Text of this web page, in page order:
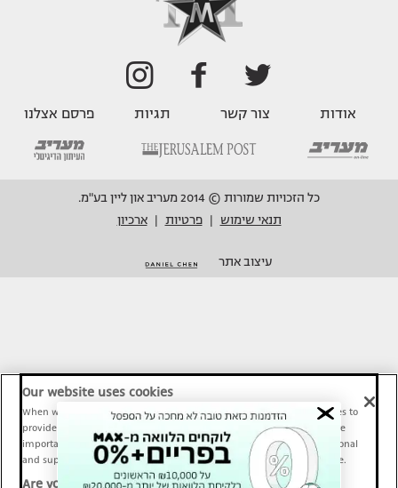
אודות צור קשר תגיות פרסם אצלנו
כל הזכויות שמורות © 2014 מעריב און ליין בע"מ.
תנאי שימוש
פרטיות ארכיון
עיצוב אתר
Our website uses cookies
When we provide Maariv, TMI and Sport1 content online, we use cookies to
provide social media features and to analyze our traffic. These tools are
important and necessary for our website functionality. Others are optional
and support Maariv, TMI and Sport1 activity and your online experience.
Are you happy to accept cookies?